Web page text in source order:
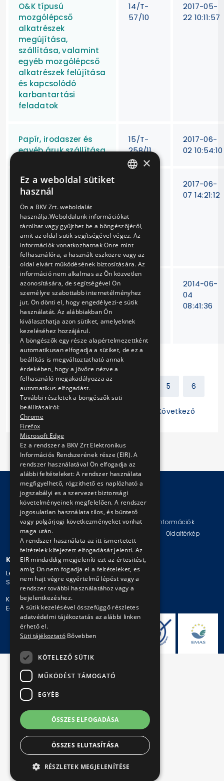
O&K típusú
mozgólépcső
alkatrészek
megújítása,
szállítása, valamint
egyéb mozgólépcső
alkatrészek felújítása
és kapcsolódó
karbantartási
feladatok
14/T-
57/10
2017-05-
22 10:11:57
Papír, irodaszer és
egyéb áruk szállítása
15/T-
258/11
2017-06-
02 10:54:10
Pénzforgalmi
számlavezetés a BKV
Zrt. részére 4,4
milliárd Ft
folyószámla-
hitelkeret biztosítása
mellett
2017-06-
07 14:21:12
Perkins Phaser 135
Euro 2 típusú
autóbusz
dízelmotorok
felújítása, javítás
393/12
2014-06-
04
08:41:36
Előző 1 5 6
7 8 Következő
© Copyright 2026 BKV Zrt.
Impresszum Jogi nyilatkozat
Technikai információk
Adatvédelmi politika és tájékoztatások
Oldaltérkép
KAPCSOLAT
Levelezési cím: 1980 Budapest, Pf. 11.
Székhely: 1980 Budapest, Akácfa u. 15.
Központi telefonszám: + 36 1 461-65-00
E-mail cím: bkv@bkv.hu
×
Ez a weboldal sütiket
használ
Ön a BKV Zrt. weboldalát
használja.Weboldalunk információkat
tárolhat vagy gyűjthet be a böngészőjéről,
amit az oldal sütik segítségével végez. Az
információk vonatkozhatnak Önre mint
felhasználóra, a használt eszközre vagy az
oldal elvárt működésének biztosítására. Az
információ nem alkalmas az Ön közvetlen
azonosítására, de segítségével Ön
személyre szabottabb internetélményhez
jut. Ön dönti el, hogy engedélyezi-e sütik
használatát. Az alábbiakban Ön
kiválaszthatja azon sütiket, amelyeknek
kezeléséhez hozzájárul.
A böngészők egy része alapértelmezettként
automatikusan elfogadja a sütiket, de ez a
beállítás is megváltoztatható annak
érdekében, hogy a jövőre nézve a
felhasználó megakadályozza az
automatikus elfogadást.
További részletek a böngészők süti
beállításairól:
Chrome
Firefox
Microsoft Edge
Ez a rendszer a BKV Zrt Elektronikus
Információs Rendszerének része (EIR). A
rendszer használatával Ön elfogadja az
alábbi feltételeket: A rendszer használata
megfigyelhető, rögzithető es naplózható a
jogszabályi es a szervezet biztonsági
követelményeinek megfelelően. A rendszer
jogosulatlan használata tilos, és büntető
vagy polgárjogi következményeket vonhat
maga után.
A rendszer használata az itt ismertetett
feltételek kifejezett elfogadását jelenti. Az
EIR mindaddig megjeleníti ezt az értesitést,
amig Ön nem fogadja el a feltételeket, es
nem hajt végre egyértelmű lépést vagy a
rendszer további használatához vagy a
bejelentkezéshez.
A sütik kezelésével összefüggő részletes
adatvédelmi tájékoztatás az alábbi linken
érhető el.
Süti tájékoztató Bővebben
KÖTELEZŐ SÜTIK
MŰKÖDÉST TÁMOGATÓ
EGYÉB
ÖSSZES ELFOGADÁSA
ÖSSZES ELUTASÍTÁSA
RÉSZLETEK MEGJELENÍTÉSE